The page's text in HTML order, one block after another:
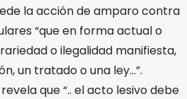
la acción de amparo contra
“que en forma actual o
o ilegalidad manifiesta,
un tratado o una ley…”.
que “.. el acto lesivo debe